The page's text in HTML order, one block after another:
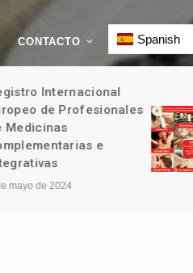
CONTACTO Spanish
Internacional
de Profesionales
Medicinas
e
mayo de 2024